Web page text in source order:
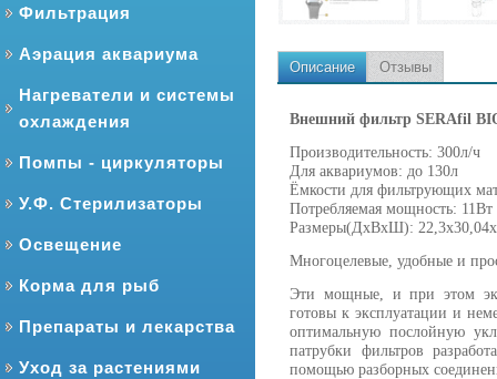
Фильтрация
Аэрация аквариума
Нагреватели и системы
охлаждения
Помпы - циркуляторы
У.Ф. Стерилизаторы
Освещение
Корма для рыб
Препараты и лекарства
Уход за растениями
Описание Отзывы
Внешний фильтр SERAfil
Производительность: 300л/ч
Для аквариумов: до 130л
Ёмкости для фильтрующих
Потребляемая мощность: 11Вт
Размеры(ДхВхШ):
Многоцелевые, удобные и
Эти мощные, и при этом
готовы к эксплуатации и
оптимальную послойную
патрубки фильтров
помощью разборных